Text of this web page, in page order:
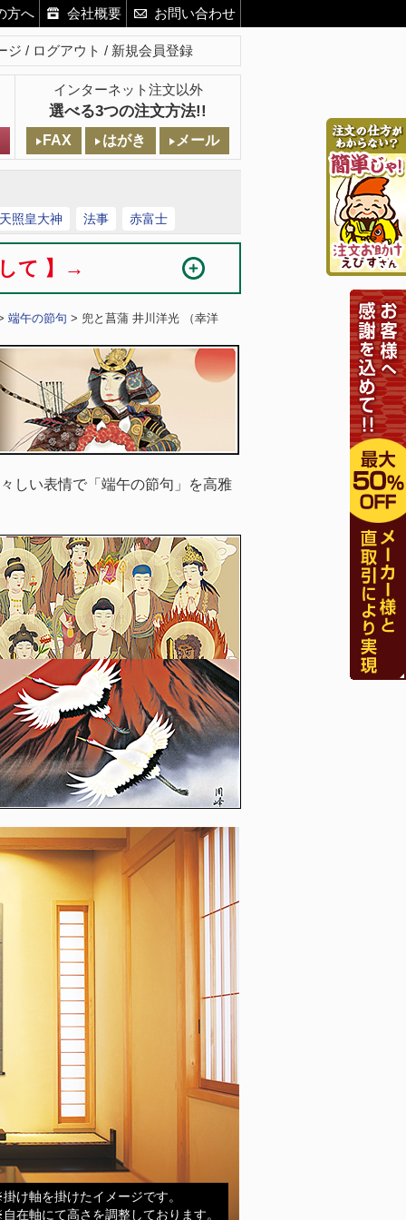
方へ 会社概要 お問い合わせ
ジ ログアウト 新規会員登録
インターネット注文以外
選べる3つの注文方法!!
FAX はがき メール
照皇大神 法事 赤富士
して 】→
端午の節句 > 兜と菖蒲 井川洋光 （幸洋
しい表情で「端午の節句」を高雅
け軸を掛けたイメージです。
在軸にて高さを調整しております。